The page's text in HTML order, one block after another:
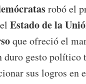
robó el
Estado de la
que ofreció el
duro gesto político
sus logros en